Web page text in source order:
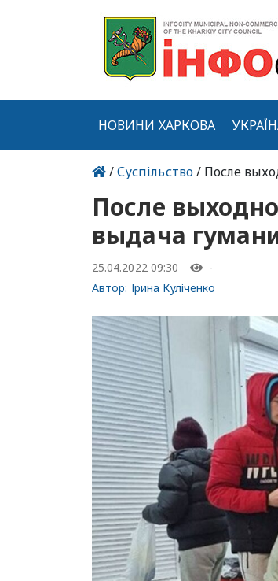
НОВИНИ ХАРКОВА
/Суспільство/ После
После
выдача
25.04.2022 09:30
-
Автор: Ірина Куліченко